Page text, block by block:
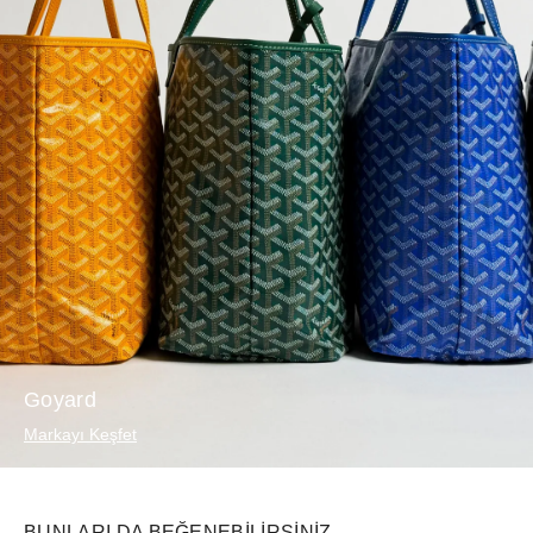
Goyard
Markayı Keşfet